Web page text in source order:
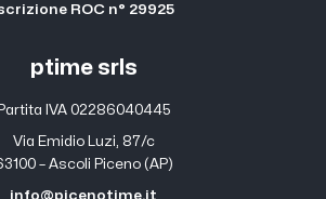
ROC n° 29925
ptime srls
Partita IVA 02286040445
Via Emidio Luzi, 87/c
– Ascoli Piceno (AP)
info@picenotime.it